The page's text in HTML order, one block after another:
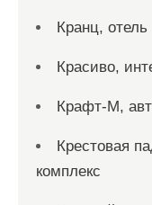
Кранц, отель
Красиво,
Крафт-М,
Крестовая
комплекс